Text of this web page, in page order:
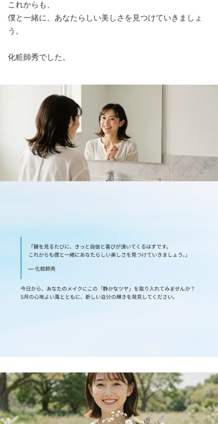
これからも、
僕と一緒に、あなたらしい美しさを見つけていきましょ
う。
化粧師秀でした。